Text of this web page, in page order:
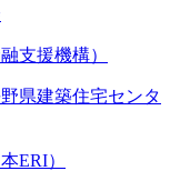
支援機構）
県建築住宅センタ
ERI）